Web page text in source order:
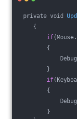
private void
{
if
{
}
if
{
}